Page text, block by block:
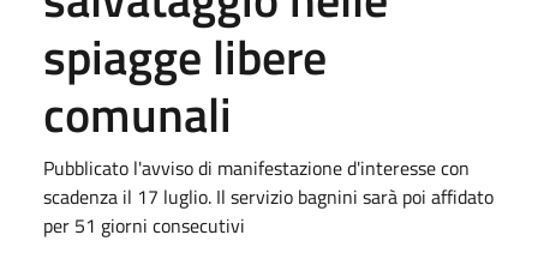
spiagge libere
comunali
Pubblicato l'avviso di manifestazione d'interesse con
scadenza il 17 luglio. Il servizio bagnini sarà poi affidato
per 51 giorni consecutivi